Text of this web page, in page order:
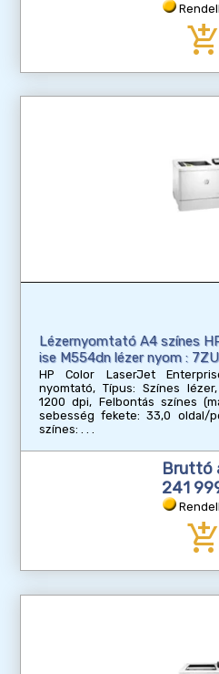
add_shopping_cart
Lézernyomtató A4 színes
ise M554dn lézer nyom :
HP Color LaserJet
nyomtató, Típus: Színes
1200 dpi, Felbontás színes
sebesség fekete: 33,0 oldal/
színes:
Bruttó
241
add_shopping_cart